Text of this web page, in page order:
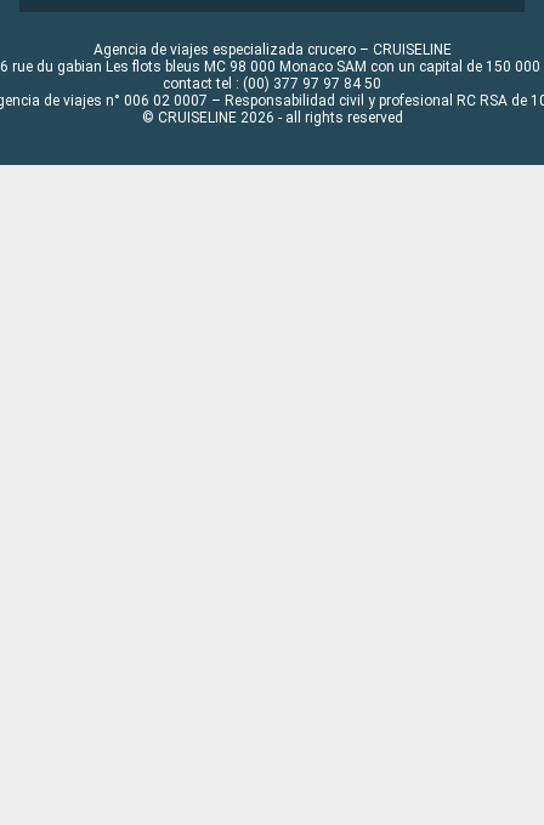
Agencia de viajes especializada crucero – CRUISELINE
rue du gabian Les flots bleus MC 98 000 Monaco SAM con un capital de 150 000
contact tel : (00) 377 97 97 84 50
de viajes n° 006 02 0007 – Responsabilidad civil y profesional RC RSA de
© CRUISELINE 2026 - all rights reserved